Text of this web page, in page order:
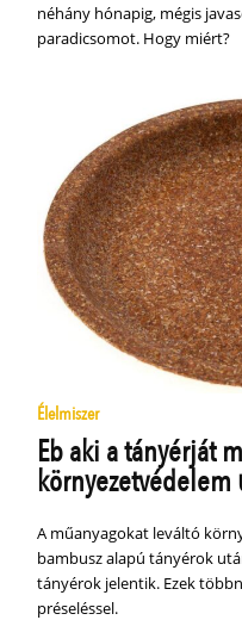
néhány hónapig, mégis
paradicsomot. Hogy miért?
Élelmiszer
Eb aki a tányérját
A műanyagokat leváltó
bambusz alapú tányérok
tányérok jelentik. Ezek
préseléssel.